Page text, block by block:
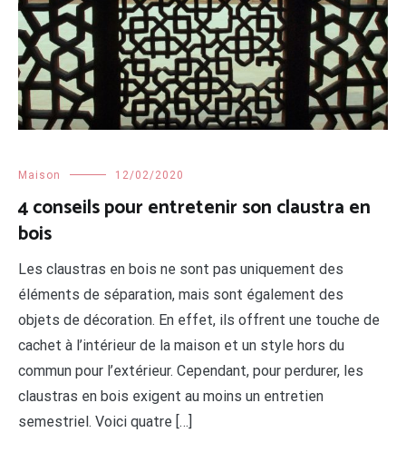
Maison 12/02/2020
4 conseils pour entretenir son claustra en
bois
Les claustras en bois ne sont pas uniquement des
éléments de séparation, mais sont également des
objets de décoration. En effet, ils offrent une touche de
cachet à l’intérieur de la maison et un style hors du
commun pour l’extérieur. Cependant, pour perdurer, les
claustras en bois exigent au moins un entretien
semestriel. Voici quatre […]